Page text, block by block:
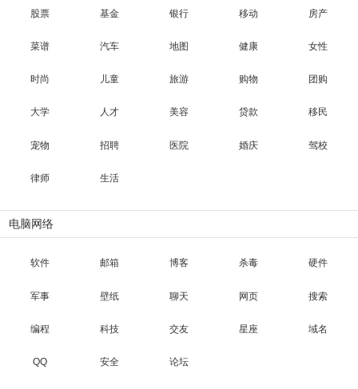
股票 基金 银行 移动 房产
菜谱 汽车 地图 健康 女性
时尚 儿童 旅游 购物 团购
大学 人才 美容 贷款 移民
宠物 招聘 医院 婚庆 驾校
律师 生活
电脑网络
软件 邮箱 博客 杀毒 硬件
军事 壁纸 聊天 网页 搜索
编程 科技 交友 星座 域名
QQ 安全 论坛